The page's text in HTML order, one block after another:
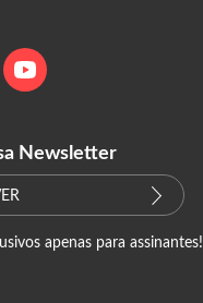
Newsletter
apenas para assinantes!